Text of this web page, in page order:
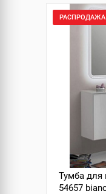
РАСПРОДАЖА
Тумба для
54657